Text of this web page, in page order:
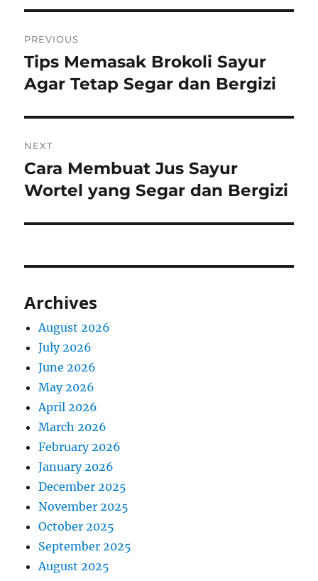
navigation
PREVIOUS
Previous
post:
Tips Memasak Brokoli Sayur
Agar Tetap Segar dan Bergizi
NEXT
Next
post:
Cara Membuat Jus Sayur
Wortel yang Segar dan Bergizi
Archives
August 2026
July 2026
June 2026
May 2026
April 2026
March 2026
February 2026
January 2026
December 2025
November 2025
October 2025
September 2025
August 2025